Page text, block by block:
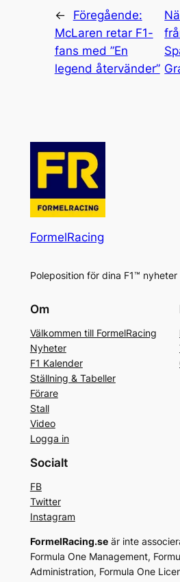
←
Föregående:
McLaren retar F1-
fans med ”En
legend återvänder”
FormelRacing
Poleposition för dina F1™ nyheter
Om
Välkommen till FormelRacing
Nyheter
F1 Kalender
Ställning & Tabeller
Förare
Stall
Video
Logga in
Socialt
FB
Twitter
Instagram
FormelRacing.seär inte
Formula One Management,
Administration, Formula One